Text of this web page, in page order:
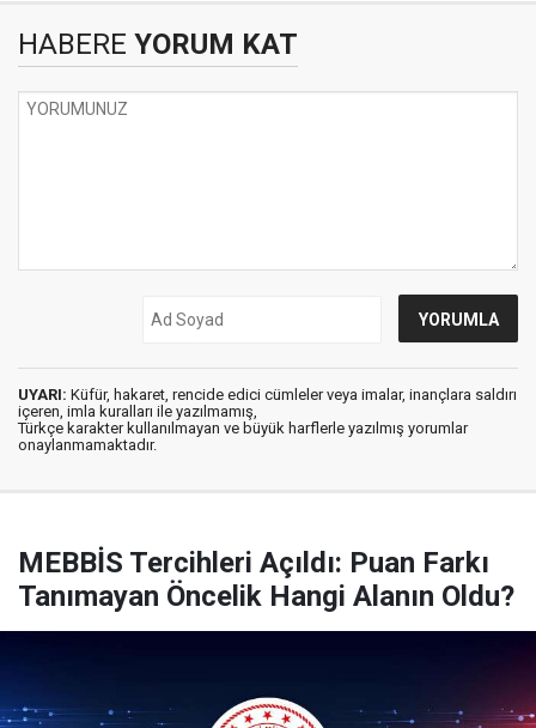
HABERE YORUM KAT
UYARI: Küfür, hakaret, rencide edici cümleler veya imalar, inançlara saldırı
içeren, imla kuralları ile yazılmamış,
Türkçe karakter kullanılmayan ve büyük harflerle yazılmış yorumlar
onaylanmamaktadır.
MEBBİS Tercihleri Açıldı: Puan Farkı
Tanımayan Öncelik Hangi Alanın Oldu?